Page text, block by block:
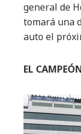
general de
tomará una
auto el
EL